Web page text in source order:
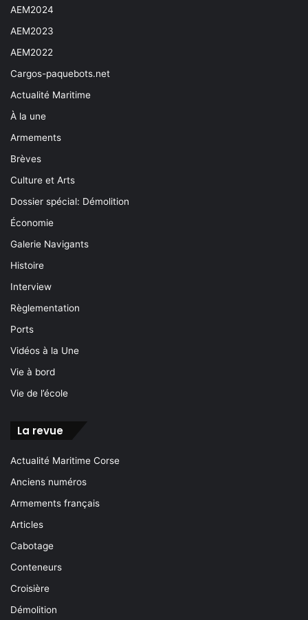
AEM2024
AEM2023
AEM2022
Cargos-paquebots.net
Actualité Maritime
À la une
Armements
Brèves
Culture et Arts
Dossier spécial: Démolition
Économie
Galerie Navigants
Histoire
Interview
Règlementation
Ports
Vidéos à la Une
Vie à bord
Vie de l’école
La revue
Actualité Maritime Corse
Anciens numéros
Armements français
Articles
Cabotage
Conteneurs
Croisière
Démolition